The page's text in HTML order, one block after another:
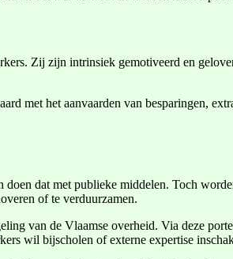
Zij zijn intrinsiek gemotiveerd en
met het aanvaarden van besparingen,
dat met publieke middelen. Toch
of te verduurzamen.
van de Vlaamse overheid. Via deze
wil bijscholen of externe expertise